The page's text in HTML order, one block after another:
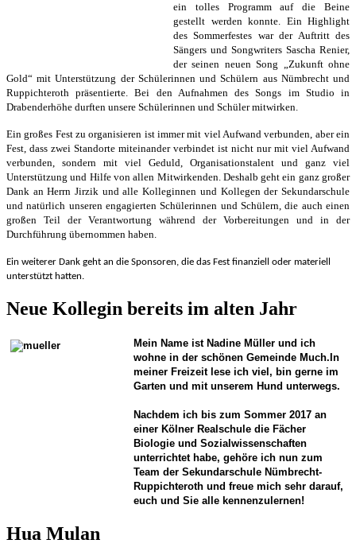
ein tolles Programm auf die Beine
gestellt werden konnte. Ein Highlight
des Sommerfestes war der Auftritt des
Sängers und Songwriters Sascha Renier,
der seinen neuen Song „Zukunft ohne
Gold“ mit Unterstützung der Schülerinnen und Schülern aus Nümbrecht und
Ruppichteroth präsentierte. Bei den Aufnahmen des Songs im Studio in
Drabenderhöhe durften unsere Schülerinnen und Schüler mitwirken.
Ein großes Fest zu organisieren ist immer mit viel Aufwand verbunden, aber ein
Fest, dass zwei Standorte miteinander verbindet ist nicht nur mit viel Aufwand
verbunden, sondern mit viel Geduld, Organisationstalent und ganz viel
Unterstützung und Hilfe von allen Mitwirkenden. Deshalb geht ein ganz großer
Dank an Herrn Jirzik und alle Kolleginnen und Kollegen der Sekundarschule
und natürlich unseren engagierten Schülerinnen und Schülern, die auch einen
großen Teil der Verantwortung während der Vorbereitungen und in der
Durchführung übernommen haben.
Ein weiterer Dank geht an die Sponsoren, die das Fest finanziell oder materiell
unterstützt hatten.
Neue Kollegin bereits im alten Jahr
Mein Name ist Nadine Müller und ich
wohne in der schönen Gemeinde Much. In
meiner Freizeit lese ich viel, bin gerne im
Garten und mit unserem Hund unterwegs.
Nachdem ich bis zum Sommer 2017 an
einer Kölner Realschule die Fächer
Biologie und Sozialwissenschaften
unterrichtet habe, gehöre ich nun zum
Team der Sekundarschule Nümbrecht-
Ruppichteroth und freue mich sehr darauf,
euch und Sie alle kennenzulernen!
Hua Mulan